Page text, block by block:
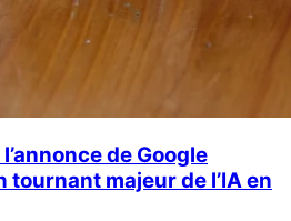
de Google
majeur de l’IA en